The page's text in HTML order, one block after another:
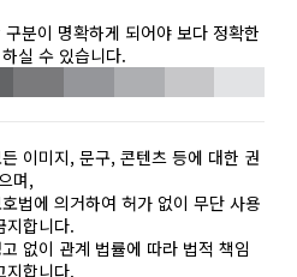
구분이 명확하게 되어야 보다 정확한
실 수 있습니다.
이미지, 문구, 콘텐츠 등에 대한 권
며,
법에 의거하여 허가 없이 무단 사용
지합니다.
없이 관계 법률에 따라 법적 책임
지합니다.